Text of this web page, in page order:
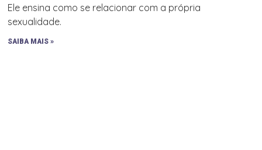
Ele ensina como se relacionar com a própria
sexualidade.
SAIBA MAIS »